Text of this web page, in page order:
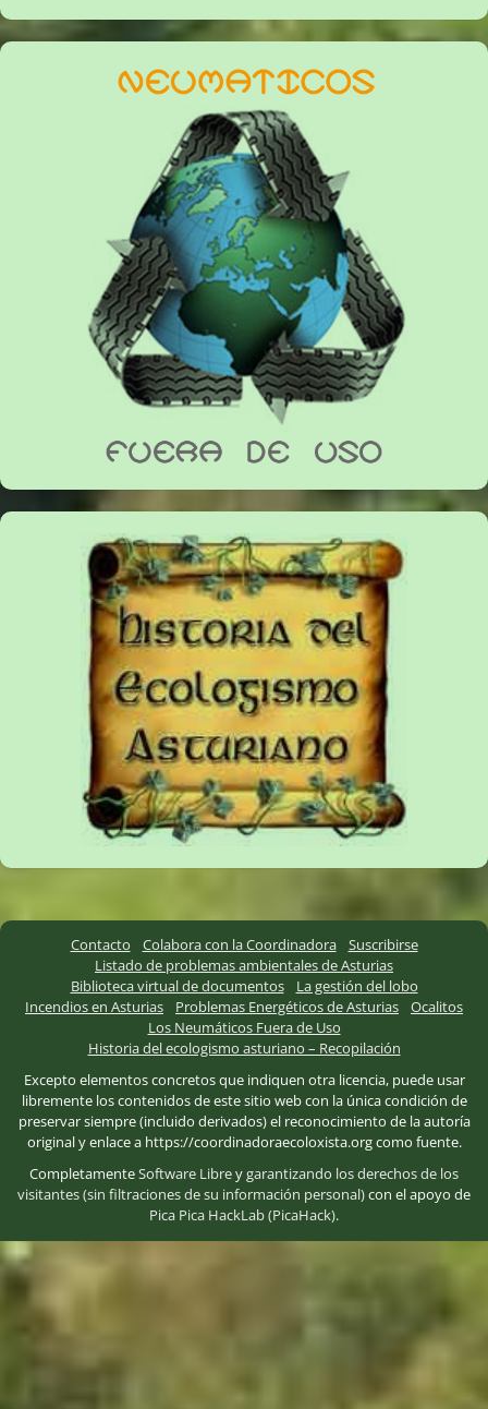
Contacto Colabora con la Coordinadora
Suscribirse
Listado de problemas ambientales de Asturias
Biblioteca virtual de documentos
La gestión del lobo
Incendios en Asturias
Problemas Energéticos de Asturias
Ocalitos
Los Neumáticos Fuera de Uso
Historia del ecologismo asturiano – Recopilación
Excepto elementos concretos que indiquen otra licencia, puede usar
libremente los contenidos de este sitio web con la única condición de
preservar siempre (incluido derivados) el reconocimiento de la autoría
original y enlace a https://coordinadoraecoloxista.org como fuente.
CompletamenteSoftware Libreygarantizando los derechos de los
visitantes (sin filtraciones de su información personal)con el apoyo de
Pica Pica HackLab (PicaHack).